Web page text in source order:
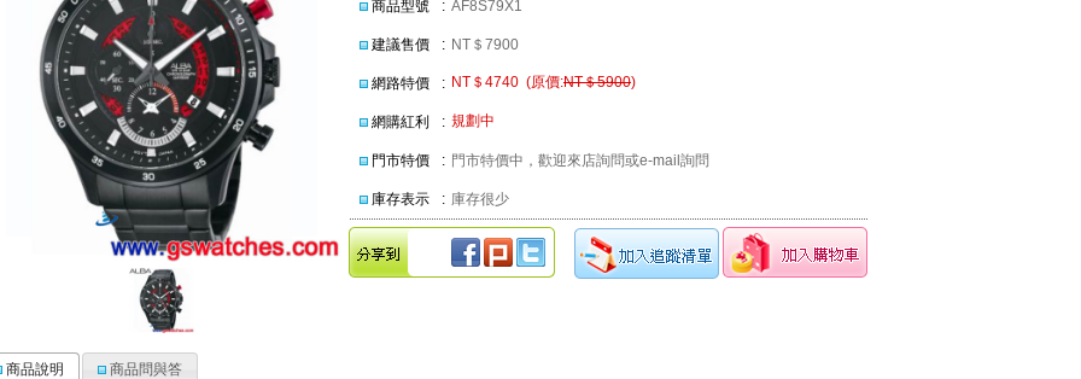
商品型號 : AF8S79X1
建議售價 : NT＄7900
網路特價 : NT＄4740 (原價:NT＄5900)
網購紅利 : 規劃中
門市特價 : 門市特價中，歡迎來店詢問或e-mail詢問
庫存表示 : 庫存很少
商品說明 商品問與答